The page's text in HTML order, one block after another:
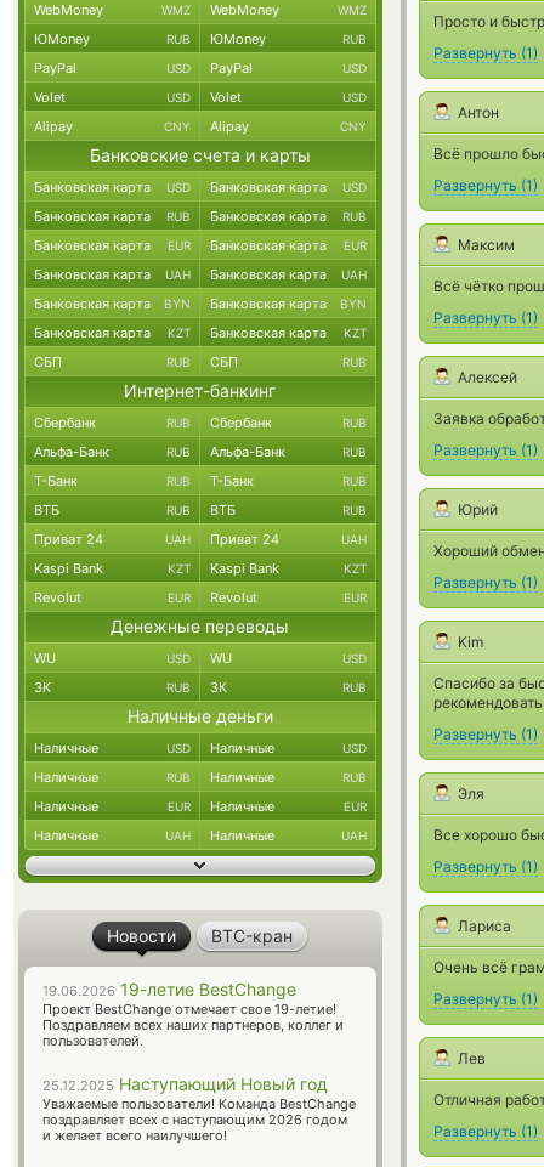
Просто и
Развернуть (1)
Антон
Всё прошло
Развернуть (1)
Максим
Всё чётко
Развернуть (1)
Алексей
Заявка
Развернуть (1)
Юрий
Хороший
Развернуть (1)
Kim
Спасибо за
Развернуть (1)
Эля
Все хорошо
Развернуть (1)
Лариса
Очень всё
Развернуть (1)
Лев
Отличная
Развернуть (1)
WebMoney WMZ WebMoney WMZ
ЮMoney RUB ЮMoney RUB
PayPal USD PayPal USD
Volet USD Volet USD
Alipay CNY Alipay CNY
Банковские счета и карты
Банковская карта USD Банковская карта USD
Банковская карта RUB Банковская карта RUB
Банковская карта EUR Банковская карта EUR
Банковская карта UAH Банковская карта UAH
Банковская карта BYN Банковская карта BYN
Банковская карта KZT Банковская карта KZT
СБП RUB СБП RUB
Интернет-банкинг
Сбербанк RUB Сбербанк RUB
Альфа-Банк RUB Альфа-Банк RUB
Т-Банк RUB Т-Банк RUB
ВТБ RUB ВТБ RUB
Приват 24 UAH Приват 24 UAH
Kaspi Bank KZT Kaspi Bank KZT
Revolut EUR Revolut EUR
Денежные переводы
WU USD WU USD
ЗК RUB ЗК RUB
Наличные деньги
Наличные USD Наличные USD
Наличные RUB Наличные RUB
Наличные EUR Наличные EUR
Наличные UAH Наличные UAH
Новости BTC-кран
19.06.2026 19-летие BestChange
Проект BestChange отмечает свое 19-летие!
Поздравляем всех наших партнеров, коллег и
пользователей.
25.12.2025 Наступающий Новый год
Уважаемые пользователи! Команда BestChange
поздравляет всех с наступающим 2026 годом
и желает всего наилучшего!